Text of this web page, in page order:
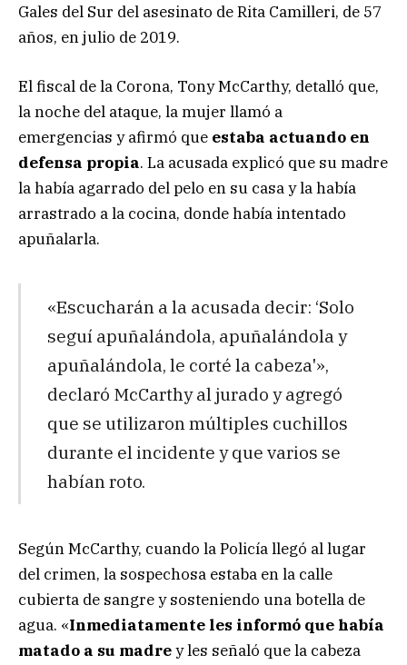
Gales del Sur del asesinato de Rita Camilleri, de 57
años, en julio de 2019.
El fiscal de la Corona, Tony McCarthy, detalló que,
la noche del ataque, la mujer llamó a
emergencias y afirmó que estaba actuando en
defensa propia. La acusada explicó que su madre
la había agarrado del pelo en su casa y la había
arrastrado a la cocina, donde había intentado
apuñalarla.
«Escucharán a la acusada decir: ‘Solo
seguí apuñalándola, apuñalándola y
apuñalándola, le corté la cabeza'»,
declaró McCarthy al jurado y agregó
que se utilizaron múltiples cuchillos
durante el incidente y que varios se
habían roto.
Según McCarthy, cuando la Policía llegó al lugar
del crimen, la sospechosa estaba en la calle
cubierta de sangre y sosteniendo una botella de
agua. «Inmediatamente les informó que había
matado a su madrey les señaló que la cabeza